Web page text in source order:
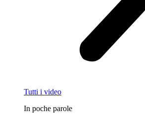
Tutti i video
In poche parole